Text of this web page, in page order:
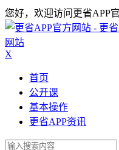
您好，欢迎访问更省APP
网站
X
首页
公开课
基本操作
更省APP资讯